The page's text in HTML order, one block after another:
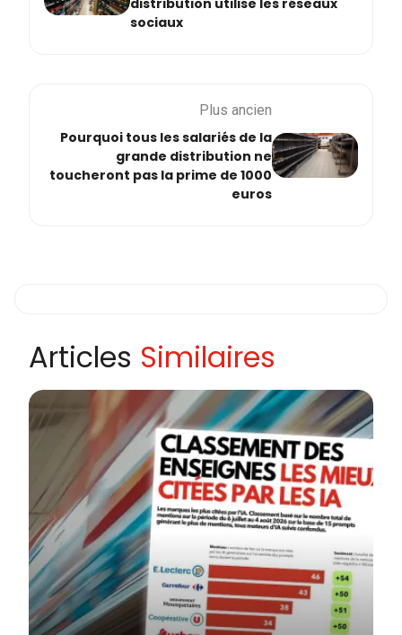
distribution utilise les réseaux
sociaux
Plus ancien
Pourquoi tous les salariés de la
grande distribution ne
toucheront pas la prime de 1000
euros
Articles Similaires